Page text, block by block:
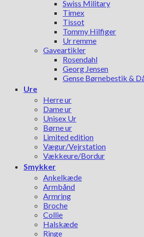
Swiss Military
Timex
Tissot
Tommy Hilfiger
Ur remme
Gaveartikler
Rosendahl
Georg Jensen
Gense Børnebestik &
Ure
Herre ur
Dame ur
Unisex Ur
Børne ur
Limited edition
Vægur/Vejrstation
Vækkeure/Bordur
Smykker
Ankelkæde
Armbånd
Armring
Broche
Collie
Halskæde
Ringe